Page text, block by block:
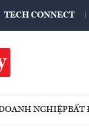
TECH CONNECT
NGHIỆPBẤT